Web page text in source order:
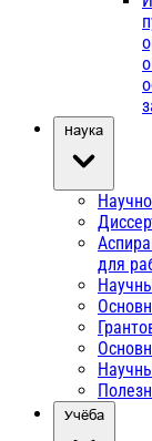
Наука
для
Учёба